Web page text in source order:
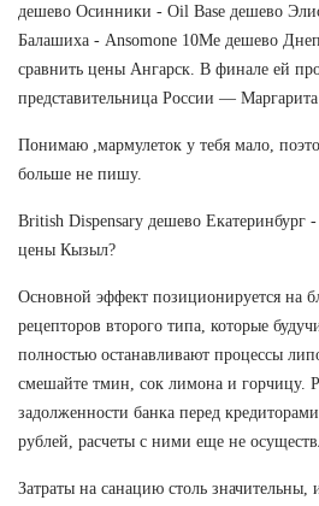
дешево Осинники - Oil Base дешево
Балашиха - Ansomone 10Me дешево
сравнить цены Ангарск. В финале ей
представительница России — Маргарита
Понимаю ,мармулеток у тебя мало,
больше не пишу.
British Dispensary дешево Екатеринбург
цены Кызыл?
Основной эффект позиционируется на
рецепторов второго типа, которые
полностью останавливают процессы
смешайте тмин, сок лимона и горчицу.
задолженности банка перед
рублей, расчеты с ними еще не
Затраты на санацию столь значительны,